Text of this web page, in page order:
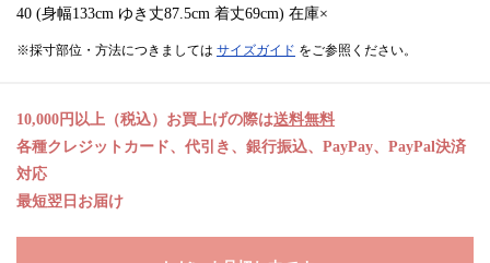
40 (身幅133cm ゆき丈87.5cm 着丈69cm) 在庫×
※採寸部位・方法につきましては サイズガイド をご参照ください。
10,000円以上（税込）お買上げの際は送料無料
各種クレジットカード、代引き、銀行振込、PayPay、PayPal決済
対応
最短翌日お届け